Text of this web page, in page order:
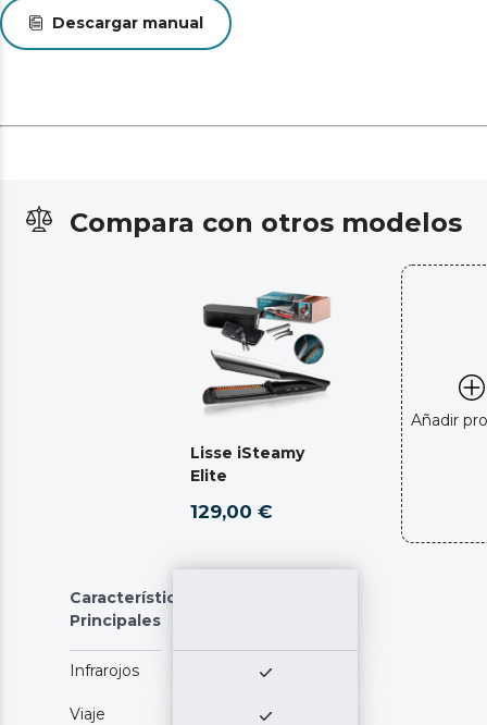
Descargar manual
Compara con otros modelos
Lisse iSteamy
Elite
129,00 €
Añadir
Características
Principales
Infrarojos
Viaje